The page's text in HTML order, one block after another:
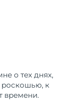
о тех днях,
роскошью, к
времени.